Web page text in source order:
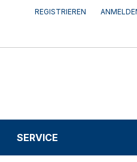
REGISTRIEREN
SERVICE